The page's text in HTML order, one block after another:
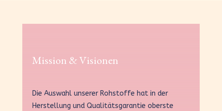
Mission & Visionen
Die Auswahl unserer Rohstoffe hat in der
Herstellung und Qualitätsgarantie oberste